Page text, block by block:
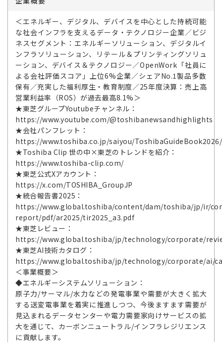
＜エネルギー、デジタル、デバイスを中心とした持続可能
な社会インフラを支えるデータ・テクノロジー企業／ビジ
ネスセグメント：エネルギーソリューション、デジタルイ
ンフラソリューション、リテール＆プリンティングソリュ
ーション、デバイス＆テクノロジー／OpenWork「社員に
よる会社評価スコア」上位6%企業／シェアNo.1製品多数
保有／充実した福利厚生・教育制度／25年度決算：売上高
営業利益率（ROS）が過去最高8.1%＞
★東芝グループYoutubeチャンネル：
https://www.youtube.com/@toshibanewsandhighlights
★会社パンフレット：
https://www.toshiba.co.jp/saiyou/
★Toshiba Clip 世の中×東芝のトレンドを紹介：
https://www.toshiba-clip.com/
★東芝公式Xアカウント：
https://x.com/TOSHIBA_GroupJP
★統合報告書2025：
https://www.global.toshiba/content/dam/toshiba/jp/ir/
report/pdf/ar2025/tir2025_a3.pdf
★東芝レビュー：
https://www.global.toshiba/jp/technology/corporate/
★東芝AI技術カタログ：
https://www.global.toshiba/jp/technology/corporate/ai/
＜事業概要＞
◆エネルギーシステムソリューション：
原子力/サーマル/水力などの発電事業や需要が大きく拡大
する送変電事業を着実に推進しつつ、今後ますます需要が
見込まれるデータセンターや電力需要家向けサービスの拡
大を通じて、カーボンニュートラル/インフラレジリエンス
に貢献します。